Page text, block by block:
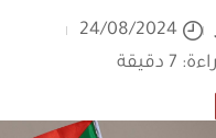
24/08/2024